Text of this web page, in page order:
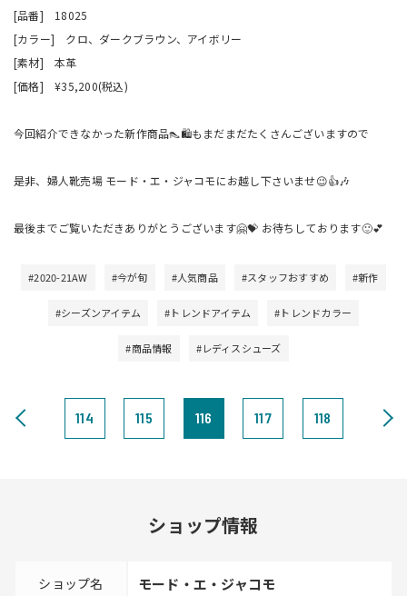
[品番] 18025
[カラー] クロ、ダークブラウン、アイボリー
[素材] 本革
[価格] ¥35,200(税込)
今回紹介できなかった新作商品👠🛍️もまだまだたくさんございますので
是非、婦人靴売場 モード・エ・ジャコモにお越し下さいませ😉👍🎶
最後までご覧いただきありがとうございます🤗💝 お待ちしております🙂💕
#2020-21AW #今が旬 #人気商品 #スタッフおすすめ #新作
#シーズンアイテム #トレンドアイテム #トレンドカラー
#商品情報 #レディスシューズ
114 115 116 117 118
ショップ情報
ショップ名 モード・エ・ジャコモ